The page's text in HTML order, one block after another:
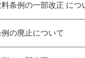
条例の一部改正 につ
の廃止について